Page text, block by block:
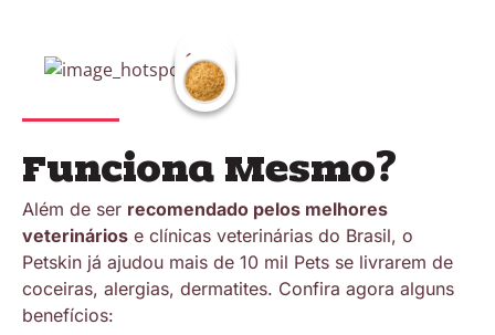
Funciona Mesmo?
Além de ser recomendado pelos melhores
veterinários e clínicas veterinárias do Brasil, o
Petskin já ajudou mais de 10 mil Pets se livrarem de
coceiras, alergias, dermatites. Confira agora alguns
benefícios: